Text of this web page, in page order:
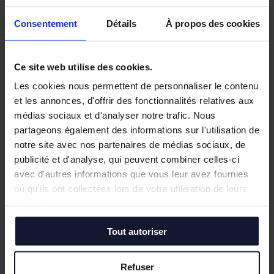
Consentement Détails À propos des cookies
Ce site web utilise des cookies.
Les cookies nous permettent de personnaliser le contenu
et les annonces, d'offrir des fonctionnalités relatives aux
médias sociaux et d'analyser notre trafic. Nous
partageons également des informations sur l'utilisation de
notre site avec nos partenaires de médias sociaux, de
publicité et d'analyse, qui peuvent combiner celles-ci
avec d'autres informations que vous leur avez fournies
ou qu'ils ont collectées lors de votre utilisation de leurs
Tout autoriser
Refuser
nouvel Business Analyst en
alternance !
la recherche d'une alternance ?Vous
souhaitez découvrir le monde de
l'immobilier ? Notre Dream Team vous
attend pour une expérience au coeur des
...
Lire l’article